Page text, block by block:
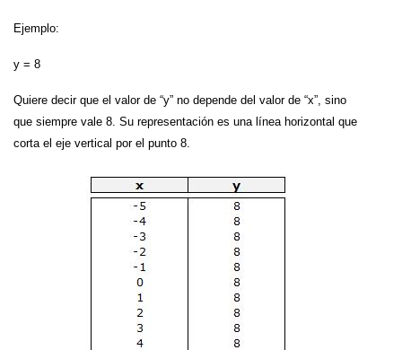
Ejemplo:
y = 8
Quiere decir que el valor de “y” no depende del valor de “x”, sino
que siempre vale 8. Su representación es una línea horizontal que
corta el eje vertical por el punto 8.